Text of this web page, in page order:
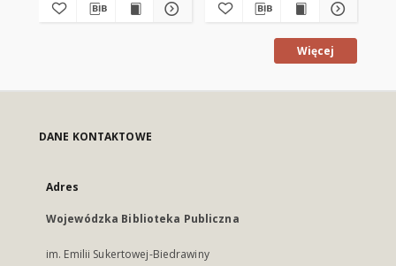
Więcej
DANE KONTAKTOWE
Adres
Wojewódzka Biblioteka Publiczna
im. Emilii Sukertowej-Biedrawiny